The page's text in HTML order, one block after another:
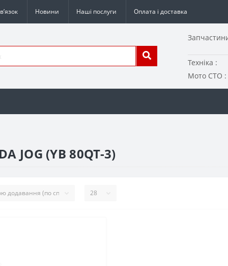
Новини Наші послуги Оплата і доставка
Техніка :
Мото СТО :
JOG (YB 80QT-3)